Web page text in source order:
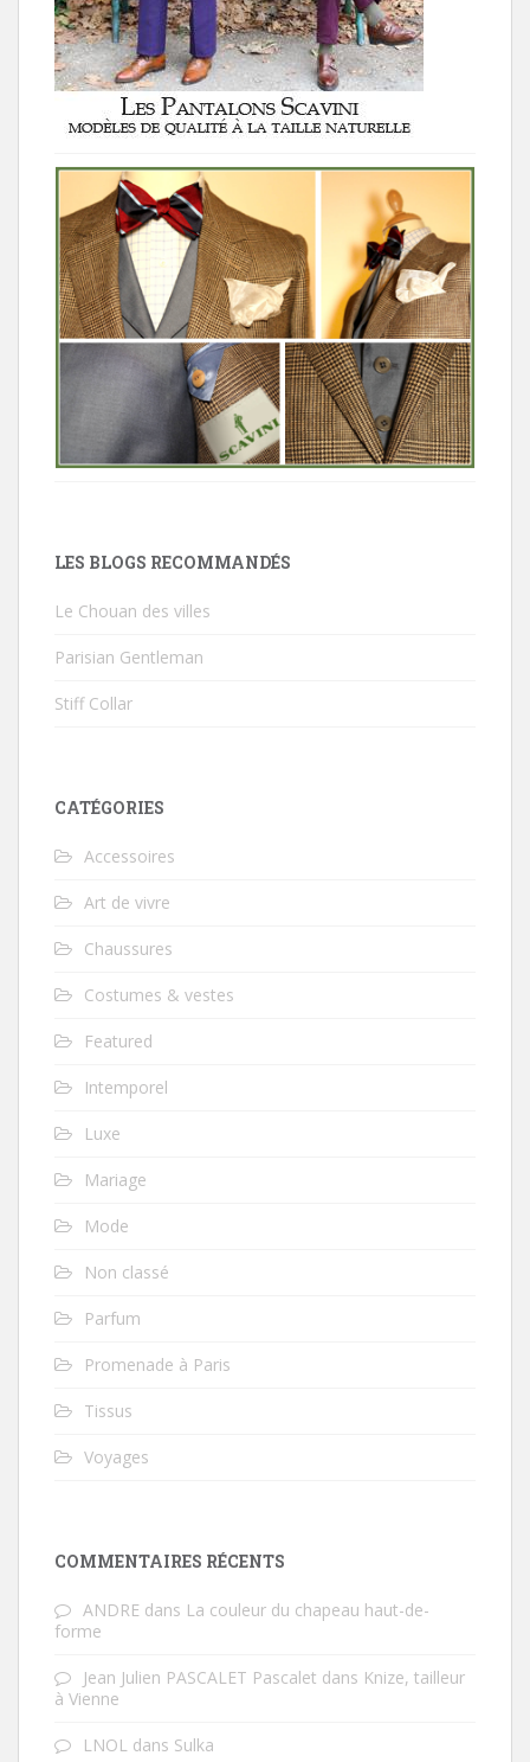
LES BLOGS RECOMMANDÉS
Le Chouan des villes
Parisian Gentleman
Stiff Collar
CATÉGORIES
Accessoires
Art de vivre
Chaussures
Costumes & vestes
Featured
Intemporel
Luxe
Mariage
Mode
Non classé
Parfum
Promenade à Paris
Tissus
Voyages
COMMENTAIRES RÉCENTS
ANDRE dans La couleur du chapeau haut-de-
forme
Jean Julien PASCALET Pascalet dans Knize, tailleur
à Vienne
LNOL dans Sulka